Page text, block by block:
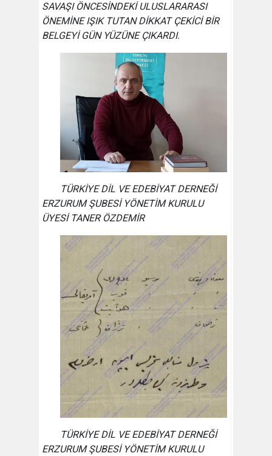
SAVAŞI ÖNCESİNDEKİ ULUSLARARASI
ÖNEMİNE IŞIK TUTAN DİKKAT ÇEKİCİ BİR
BELGEYİ GÜN YÜZÜNE ÇIKARDI.
TÜRKİYE DİL VE EDEBİYAT DERNEĞİ
ERZURUM ŞUBESİ YÖNETİM KURULU
ÜYESİ TANER ÖZDEMİR
TÜRKİYE DİL VE EDEBİYAT DERNEĞİ
ERZURUM ŞUBESİ YÖNETİM KURULU